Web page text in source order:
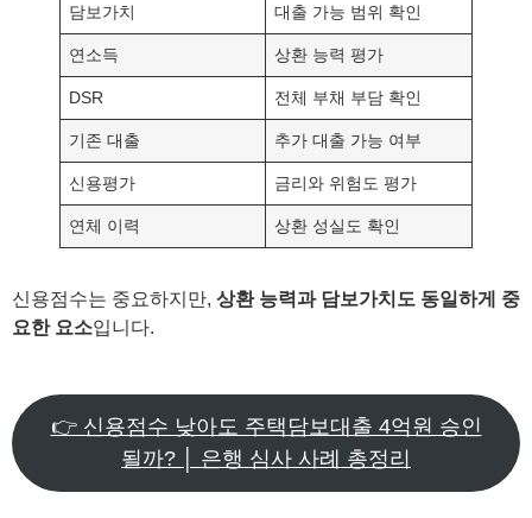
담보가치 대출 가능 범위 확인
연소득 상환 능력 평가
DSR 전체 부채 부담 확인
기존 대출 추가 대출 가능 여부
신용평가 금리와 위험도 평가
연체 이력 상환 성실도 확인
신용점수는 중요하지만, 상환 능력과 담보가치도 동일하게 중
요한 요소입니다.
👉 신용점수 낮아도 주택담보대출 4억원 승인
될까? │ 은행 심사 사례 총정리